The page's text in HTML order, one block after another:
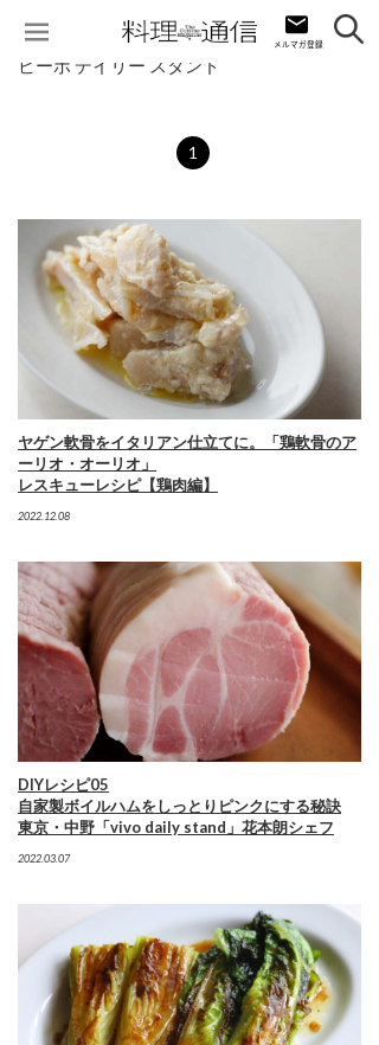
ビーボ デイリー スタンド
1
ヤゲン軟骨をイタリアン仕立てに。「鶏軟骨のア
ーリオ・オーリオ」
レスキューレシピ【鶏肉編】
2022.12.08
DIYレシピ05
自家製ボイルハムをしっとりピンクにする秘訣
東京・中野「vivo daily stand」花本朗シェフ
2022.03.07